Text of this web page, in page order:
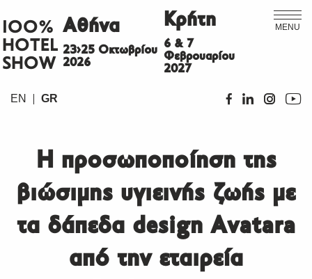
MENU
ΙΟΟ%
HOTEL
SHOW
Αθήνα
23>25 Οκτωβρίου
2026
Κρήτη
6 & 7
Φεβρουαρίου
2027
EN GR
Η προσωποποίηση της
βιώσιμης υγιεινής ζωής με
τα δάπεδα design Avatara
από την εταιρεία